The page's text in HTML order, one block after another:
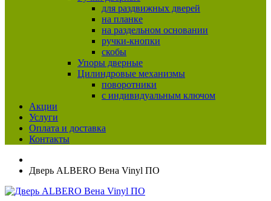
для раздвижных дверей
на планке
на раздельном основании
ручки-кнопки
скобы
Упоры дверные
Цилиндровые механизмы
поворотники
с индивидуальным ключом
Акции
Услуги
Оплата и доставка
Контакты
Дверь ALBERO Вена Vinyl ПО